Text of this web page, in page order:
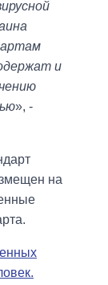
и
», -
на